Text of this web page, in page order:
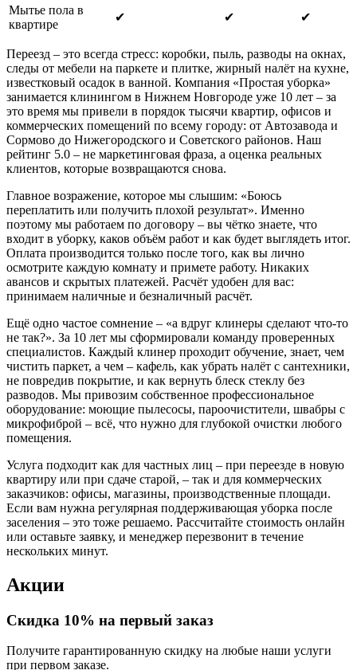
Мытье пола в
квартире
✔ ✔ ✔
Переезд – это всегда стресс: коробки, пыль, разводы на окнах,
следы от мебели на паркете и плитке, жирный налёт на кухне,
известковый осадок в ванной. Компания «Простая уборка»
занимается клинингом в Нижнем Новгороде уже 10 лет – за
это время мы привели в порядок тысячи квартир, офисов и
коммерческих помещений по всему городу: от Автозавода и
Сормово до Нижегородского и Советского районов. Наш
рейтинг 5.0 – не маркетинговая фраза, а оценка реальных
клиентов, которые возвращаются снова.
Главное возражение, которое мы слышим: «Боюсь
переплатить или получить плохой результат». Именно
поэтому мы работаем по договору – вы чётко знаете, что
входит в уборку, каков объём работ и как будет выглядеть итог.
Оплата производится только после того, как вы лично
осмотрите каждую комнату и примете работу. Никаких
авансов и скрытых платежей. Расчёт удобен для вас:
принимаем наличные и безналичный расчёт.
Ещё одно частое сомнение – «а вдруг клинеры сделают что-то
не так?». За 10 лет мы сформировали команду проверенных
специалистов. Каждый клинер проходит обучение, знает, чем
чистить паркет, а чем – кафель, как убрать налёт с сантехники,
не повредив покрытие, и как вернуть блеск стеклу без
разводов. Мы привозим собственное профессиональное
оборудование: моющие пылесосы, пароочистители, швабры с
микрофиброй – всё, что нужно для глубокой очистки любого
помещения.
Услуга подходит как для частных лиц – при переезде в новую
квартиру или при сдаче старой, – так и для коммерческих
заказчиков: офисы, магазины, производственные площади.
Если вам нужна регулярная поддерживающая уборка после
заселения – это тоже решаемо. Рассчитайте стоимость онлайн
или оставьте заявку, и менеджер перезвонит в течение
нескольких минут.
Акции
Скидка 10% на первый заказ
Получите гарантированную скидку на любые наши услуги
при первом заказе.